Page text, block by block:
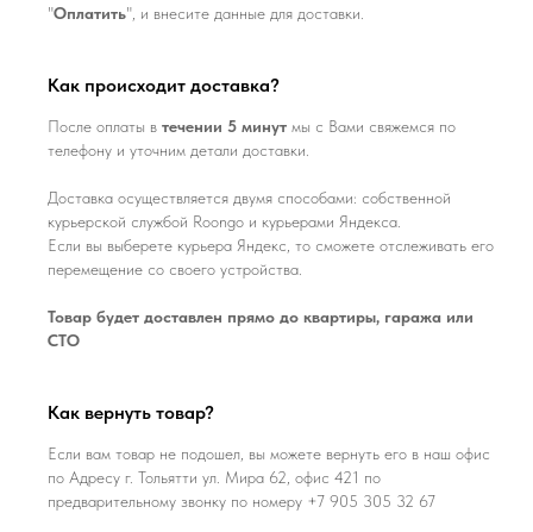
"Оплатить", и внесите данные для доставки.
Как происходит доставка?
После оплаты в течении 5 минут мы с Вами свяжемся по
телефону и уточним детали доставки.
Доставка осуществляется двумя способами: собственной
курьерской службой Roongo и курьерами Яндекса.
Если вы выберете курьера Яндекс, то сможете отслеживать его
перемещение со своего устройства.
Товар будет доставлен прямо до квартиры, гаража или
СТО
Как вернуть товар?
Если вам товар не подошел, вы можете вернуть его в наш офис
по Адресу г. Тольятти ул. Мира 62, офис 421 по
предварительному звонку по номеру +7 905 305 32 67